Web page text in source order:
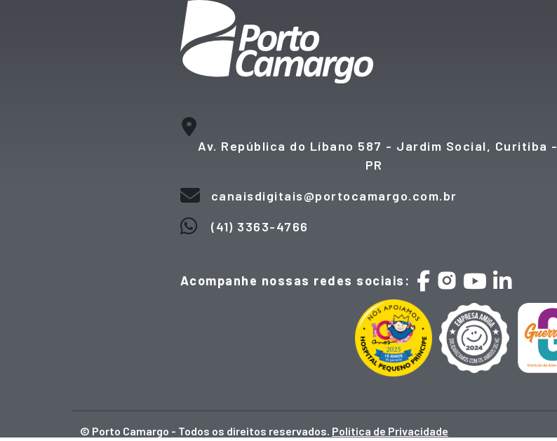
Av. República do Líbano 587 - Jardim Social, Curitiba -
PR
canaisdigitais@portocamargo.com.br
(41) 3363-4766
Acompanhe nossas redes sociais:
© Porto Camargo - Todos os direitos reservados. Política de Privacidade